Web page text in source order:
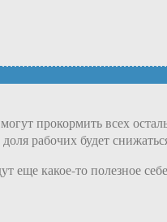
прокормить всех
рабочих будет
еще какое-то полезное